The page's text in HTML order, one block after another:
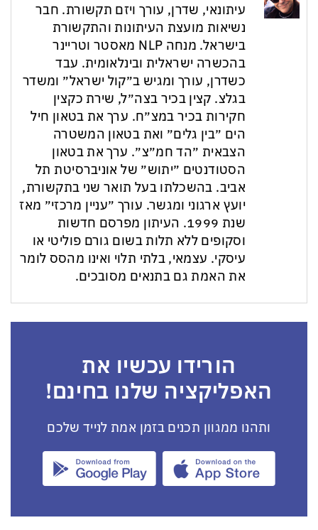
עיתונאי, שדרן, עורך ויזם תקשורת. חבר
נשיאות מועצת העיתונות והתקשורת
בישראל. מנחה NLP מאסטר וטריינר
בהכשרה ישראלית ובינלאומית. עבד
כשדרן, עורך ומגיש ב״קול ישראל״ ומשדר
בגלצ. קצין בכיר בצה״ל, שירת כקצין
חקירות בכיר במצ״ח. ערך את בטאון חיל
הים ״בין גלים״ ואת בטאון המשטרה
הצבאית ״הד חמ״צ״. ערך את בטאון
הסטודנטים ״יתוש״ של אוניברסיטת תל
אביב. בהשכלתו בעל תואר שני בתקשורת,
יועץ ארגוני ומגשר. עורך ״עניין מרכזי״ מאז
שנת 1999. העיתון מפרסם חדשות
וסקופים ללא תלות בשום גורם פוליטי או
עיסקי. עצמאי, בלתי תלוי ואינו מהסס לומר
את האמת גם בתנאים מסובכים.
הורידו עכשיו את
האפליקציה שלנו בחינם!
ותהנו ממגוון תכנים בזמן אמת לנייד שלכם